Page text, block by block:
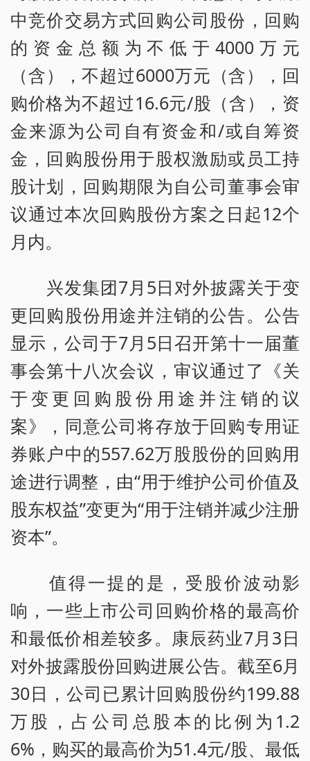
中竞价交易方式回购公司股份，回购
的资金总额为不低于4000万元
（含），不超过6000万元（含），回
购价格为不超过16.6元/股（含），资
金来源为公司自有资金和/或自筹资
金，回购股份用于股权激励或员工持
股计划，回购期限为自公司董事会审
议通过本次回购股份方案之日起12个
月内。
兴发集团7月5日对外披露关于变
更回购股份用途并注销的公告。公告
显示，公司于7月5日召开第十一届董
事会第十八次会议，审议通过了《关
于变更回购股份用途并注销的议
案》，同意公司将存放于回购专用证
券账户中的557.62万股股份的回购用
途进行调整，由“用于维护公司价值及
股东权益”变更为“用于注销并减少注册
资本”。
值得一提的是，受股价波动影
响，一些上市公司回购价格的最高价
和最低价相差较多。康辰药业7月3日
对外披露股份回购进展公告。截至6月
30日，公司已累计回购股份约199.88
万股，占公司总股本的比例为1.2
6%，购买的最高价为51.4元/股、最低